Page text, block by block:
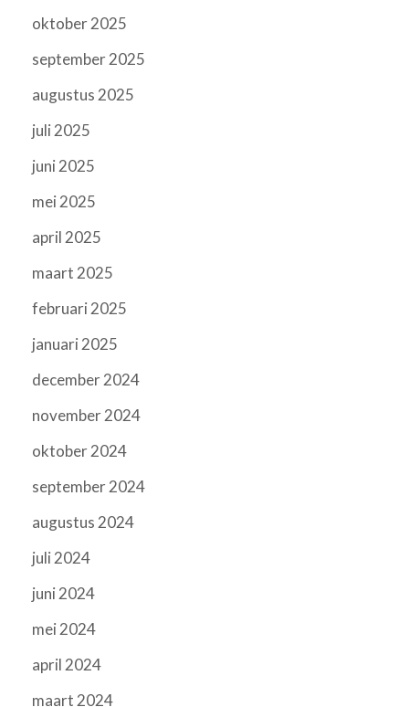
oktober 2025
september 2025
augustus 2025
juli 2025
juni 2025
mei 2025
april 2025
maart 2025
februari 2025
januari 2025
december 2024
november 2024
oktober 2024
september 2024
augustus 2024
juli 2024
juni 2024
mei 2024
april 2024
maart 2024